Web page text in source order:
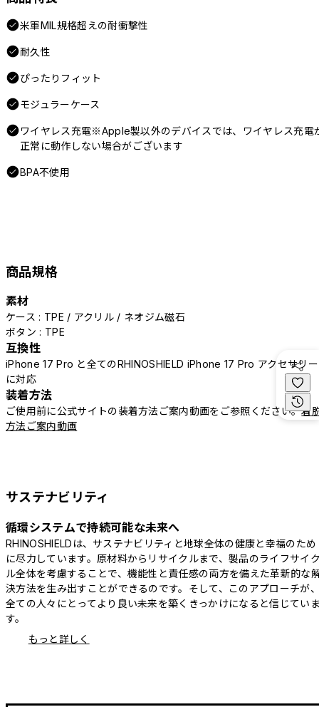
米軍MIL規格超えの耐衝撃性
耐久性
ぴったりフィット
モジュラーケース
ワイヤレス充電※Apple製以外のデバイスでは、ワイヤレス充電
正常に動作しない場合がございます
BPA不使用
商品規格
素材
ケース : TPE / アクリル / ネオジム磁石
ボタン : TPE
互換性
iPhone 17 Pro と全てのRHINOSHIELD iPhone 17 Pro アクセサリー
に対応
装着方法
ご使用前に公式サイトの装着方法ご案内動画をご参照ください。着
方法ご案内動画
サステナビリティ
循環システムで持続可能な未来へ
RHINOSHIELDは、サステナビリティと地球全体の健康と幸福のため
に尽力しています。原材料からリサイクルまで、製品のライフサイ
ル全体を考慮することで、機能性と責任感の両方を備えた革新的な
決方法を生み出すことができるのです。そして、このアプローチが
全ての人々にとってより良い未来を築くきっかけになると信じてい
す。
もっと詳しく